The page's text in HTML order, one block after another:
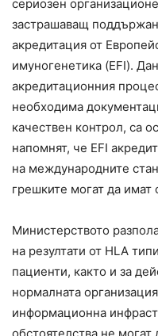
сериозен
застрашаващ
акредитация от
имуногенетика (EFI).
акредитационния
необходима
качествен контрол, са
напомнят, че EFI
на международните
грешките могат да имат
Министерството
на резултати от HLA
пациенти, както и за
нормалната
информационна